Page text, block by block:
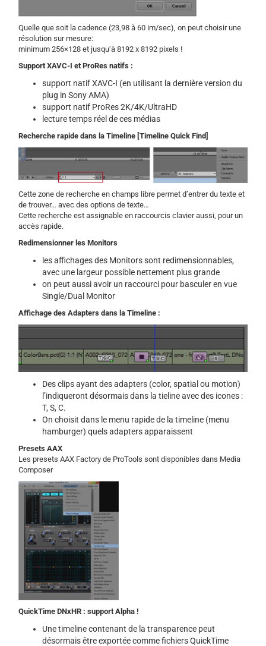
Quelle que soit la cadence (23,98 à 60 im/sec), on peut choisir une
résolution sur mesure:
minimum 256×128 et jusqu’à 8192 x 8192 pixels !
Support XAVC-I et ProRes natifs :
support natif XAVC-I (en utilisant la dernière version du
plug in Sony AMA)
support natif ProRes 2K/4K/UltraHD
lecture temps réel de ces médias
Recherche rapide dans la Timeline [Timeline Quick Find]
Cette zone de recherche en champs libre permet d’entrer du texte et
de trouver… avec des options de texte…
Cette recherche est assignable en raccourcis clavier aussi, pour un
accès rapide.
Redimensionner les Monitors
les affichages des Monitors sont redimensionnables,
avec une largeur possible nettement plus grande
on peut aussi avoir un raccourci pour basculer en vue
Single/Dual Monitor
Affichage des Adapters dans la Timeline :
Des clips ayant des adapters (color, spatial ou motion)
l’indiqueront désormais dans la tieline avec des icones :
T, S, C.
On choisit dans le menu rapide de la timeline (menu
hamburger) quels adapters apparaissent
Presets AAX
Les presets AAX Factory de ProTools sont disponibles dans Media
Composer
QuickTime DNxHR : support Alpha !
Une timeline contenant de la transparence peut
désormais être exportée comme fichiers QuickTime